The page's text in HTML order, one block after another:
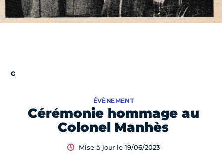
Cérémonie hommage au
Colonel Manhès
ÉVÈNEMENT
Mise à jour le 19/06/2023